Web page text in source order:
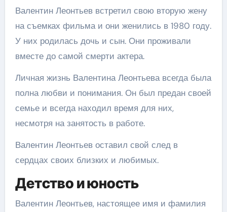
Валентин Леонтьев встретил свою вторую жену
на съемках фильма и они женились в 1980 году.
У них родилась дочь и сын. Они проживали
вместе до самой смерти актера.
Личная жизнь Валентина Леонтьева всегда была
полна любви и понимания. Он был предан своей
семье и всегда находил время для них,
несмотря на занятость в работе.
Валентин Леонтьев оставил свой след в
сердцах своих близких и любимых.
Детство и юность
Валентин Леонтьев, настоящее имя и фамилия